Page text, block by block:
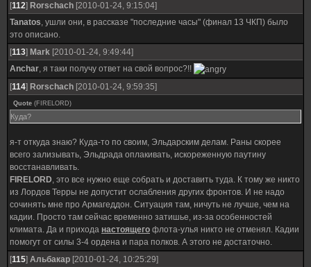
[112] Rorschach [2010-01-24, 9:15:04]
Tanatos, ушли они, в рассказе "последние часы" (финал 13 ЧКП) было
это описано.
[113] Mark [2010-01-24, 9:49:44]
Anchar, я таки получу ответ на свой вопрос?!!
[114] Rorschach [2010-01-24, 9:59:35]
Quote (FIRELORD)
Куда?
я-т откуда знаю? Куда-то по своим, Эльдарским делам. Раны скорее
всего зализывать, Эльдрада оплакивать, искореженную паутину
восстанавливать.
FIRELORD, это все нужно еще собрать и доставить туда. К тому же никто
из Лордов Терры не допустит ослабления других фронтов. И не надо
сочинять мне про Армагеддон. Ситуация там, ничуть не лучше, чем на
кадии. Просто там сейчас временно затишье, из-за особенностей
климата. Да и прихода настоящего флота-улья никто не отменял. Кадии
помогут от силы 3-4 ордена и пара полков. А этого не достаточно.
[115] Альбакар [2010-01-24, 10:25:29]